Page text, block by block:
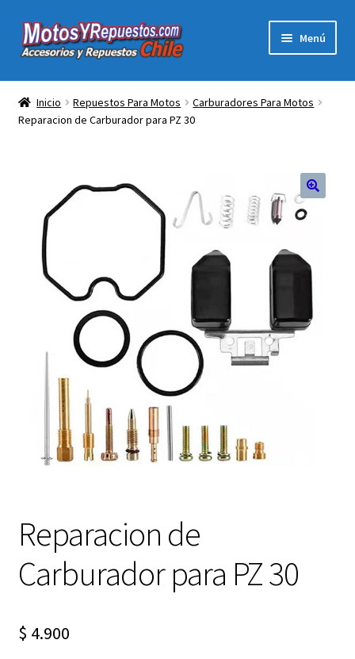
Ir
a
Ir
al
Menú
Acc y Rep Motocross Enduro
el
Electronica Para Motos
Filtros para Motos
Herramientas Para Taller
Ropa para Motociclistas
Tienda Física Motosyrepuestos
FAQ Preguntas Frecuentes
Inicio Repuestos Para Motos
Carburadores Para Motos
Reparacion de Carburador para PZ 30
Reparacion de
Carburador para PZ 30
$ 4.900